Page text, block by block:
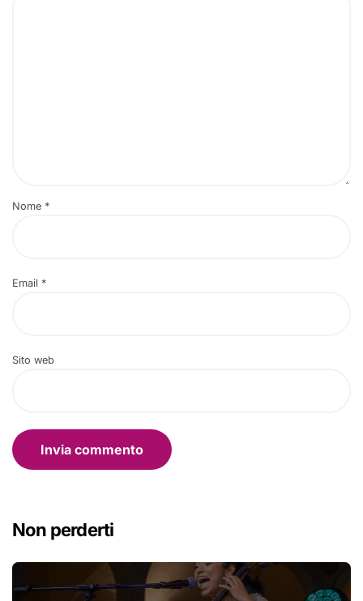
Nome *
Email *
Sito web
Non perderti